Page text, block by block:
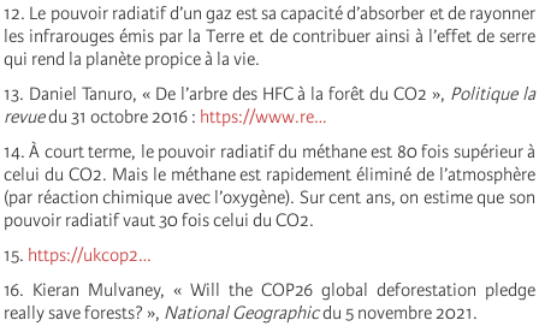
12. Le pouvoir radiatif d’un gaz est sa capacité d’absorber et de rayonner
les infrarouges émis par la Terre et de contribuer ainsi à l’effet de serre
qui rend la planète propice à la vie.
13. Daniel Tanuro, « De l’arbre des HFC à la forêt du CO2 », Politique la
revuedu 31 octobre 2016 : https://www.re…
14. À court terme, le pouvoir radiatif du méthane est 80 fois supérieur à
celui du CO2. Mais le méthane est rapidement éliminé de l’atmosphère
(par réaction chimique avec l’oxygène). Sur cent ans, on estime que son
pouvoir radiatif vaut 30 fois celui du CO2.
15. https://ukcop2…
16. Kieran Mulvaney, « Will the COP26 global deforestation pledge
really save forests? », National Geographicdu 5 novembre 2021.